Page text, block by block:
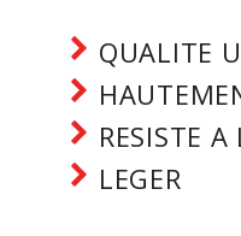
QUALITE
RESISTE A
LEGER